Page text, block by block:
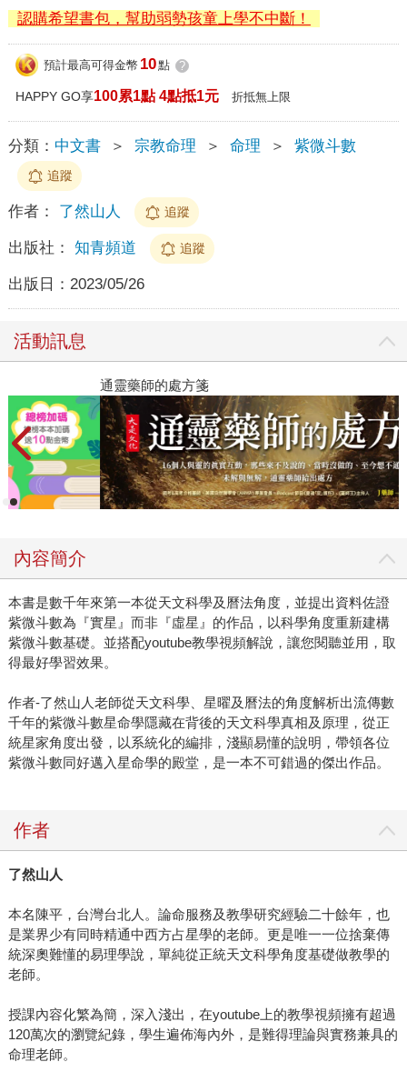
認購希望書包，幫助弱勢孩童上學不中斷！
預計最高可得金幣 10點 ?
HAPPY GO享100累1點 4點抵1元 折抵無上限
分類： 中文書 ＞ 宗教命理 ＞ 命理 ＞ 紫微斗數
追蹤
作者： 了然山人 追蹤
出版社： 知青頻道 追蹤
出版日： 2023/05/26
活動訊息
通靈藥師的處方箋
內容簡介
本書是數千年來第一本從天文科學及曆法角度，並提出資料佐證
紫微斗數為『實星』而非『虛星』的作品，以科學角度重新建構
紫微斗數基礎。並搭配youtube教學視頻解說，讓您閱聽並用，取
得最好學習效果。
作者-了然山人老師從天文科學、星曜及曆法的角度解析出流傳數
千年的紫微斗數星命學隱藏在背後的天文科學真相及原理，從正
統星家角度出發，以系統化的編排，淺顯易懂的說明，帶領各位
紫微斗數同好邁入星命學的殿堂，是一本不可錯過的傑出作品。
作者
了然山人
本名陳平，台灣台北人。論命服務及教學研究經驗二十餘年，也
是業界少有同時精通中西方占星學的老師。更是唯一一位捨棄傳
統深奧難懂的易理學說，單純從正統天文科學角度基礎做教學的
老師。
授課內容化繁為簡，深入淺出，在youtube上的教學視頻擁有超過
120萬次的瀏覽紀錄，學生遍佈海內外，是難得理論與實務兼具的
命理老師。